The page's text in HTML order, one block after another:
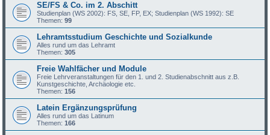
SE/FS & Co. im 2. Abschitt
Studienplan (WS 2002): FS, SE, FP, EX; Studienplan (WS 1992): SE
Themen:99
Lehramtsstudium Geschichte und Sozialkunde
Alles rund um das Lehramt
Themen:305
Freie Wahlfächer und Module
Freie Lehrveranstaltungen für den 1. und 2. Studienabschnitt aus z.B.
Kunstgeschichte, Archäologie etc.
Themen:156
Latein Ergänzungsprüfung
Alles rund um das Latinum
Themen:166